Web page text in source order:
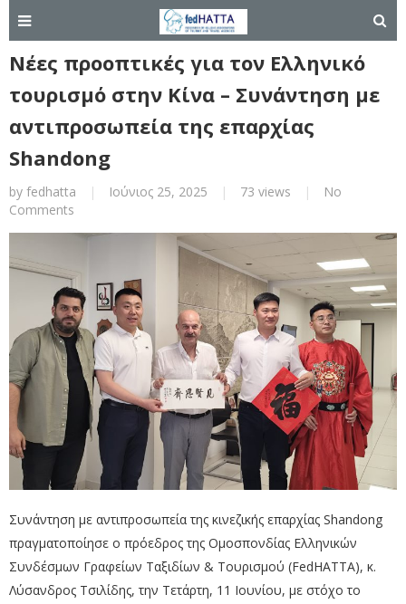
Νέες προοπτικές για τον Ελληνικό
τουρισμό στην Κίνα – Συνάντηση με
αντιπροσωπεία της επαρχίας
Shandong
by fedhatta | Ιούνιος 25, 2025 | 73 views |
No
Comments
Συνάντηση με αντιπροσωπεία της κινεζικής επαρχίας Shandong
πραγματοποίησε ο πρόεδρος της Ομοσπονδίας Ελληνικών
Συνδέσμων Γραφείων Ταξιδίων & Τουρισμού (FedHATTA), κ.
Λύσανδρος Τσιλίδης, την Τετάρτη, 11 Ιουνίου, με στόχο το